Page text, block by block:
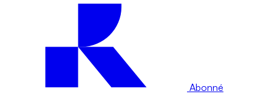
Abonné